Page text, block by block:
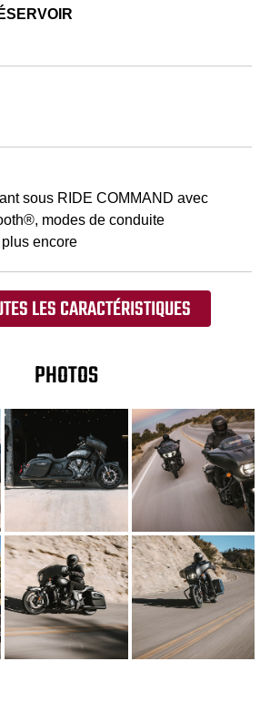
sous RIDE COMMAND avec
modes de conduite
encore
LES CARACTÉRISTIQUES
PHOTOS